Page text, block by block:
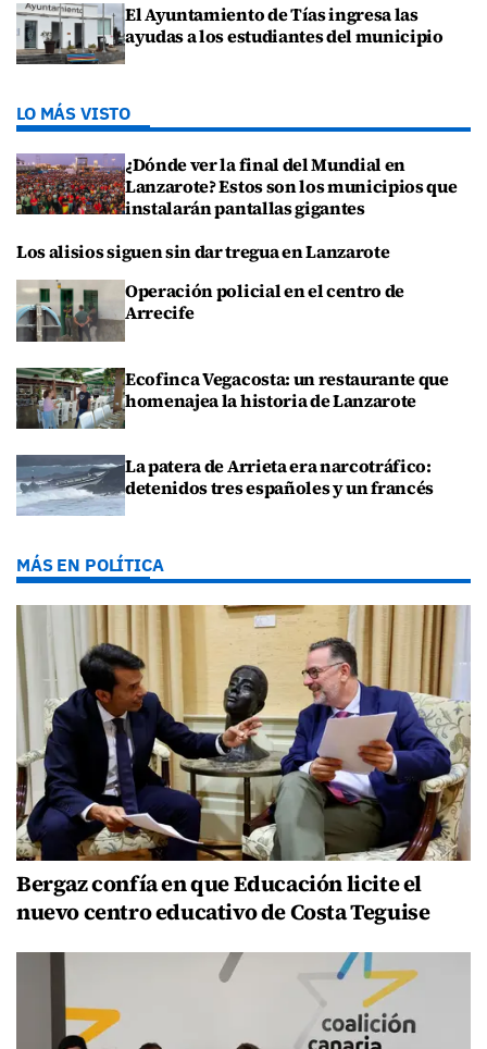
El Ayuntamiento de Tías ingresa las
ayudas a los estudiantes del municipio
LO MÁS VISTO
¿Dónde ver la final del Mundial en
Lanzarote? Estos son los municipios que
instalarán pantallas gigantes
Los alisios siguen sin dar tregua en Lanzarote
Operación policial en el centro de
Arrecife
Ecofinca Vegacosta: un restaurante que
homenajea la historia de Lanzarote
La patera de Arrieta era narcotráfico:
detenidos tres españoles y un francés
MÁS EN POLÍTICA
Bergaz confía en que Educación licite el
nuevo centro educativo de Costa Teguise